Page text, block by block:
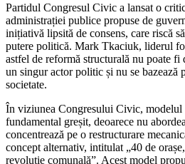
Partidul Congresul Civic a lansat o
administrației publice propuse de
inițiativă lipsită de consens, care riscă
putere politică. Mark Tkaciuk, liderul
astfel de reformă structurală nu poate fi
un singur actor politic și nu se bazează
societate.
În viziunea Congresului Civic, modelul
fundamental greșit, deoarece nu
concentrează pe o restructurare
concept alternativ, intitulat „40 de
revoluție comunală”. Acest model